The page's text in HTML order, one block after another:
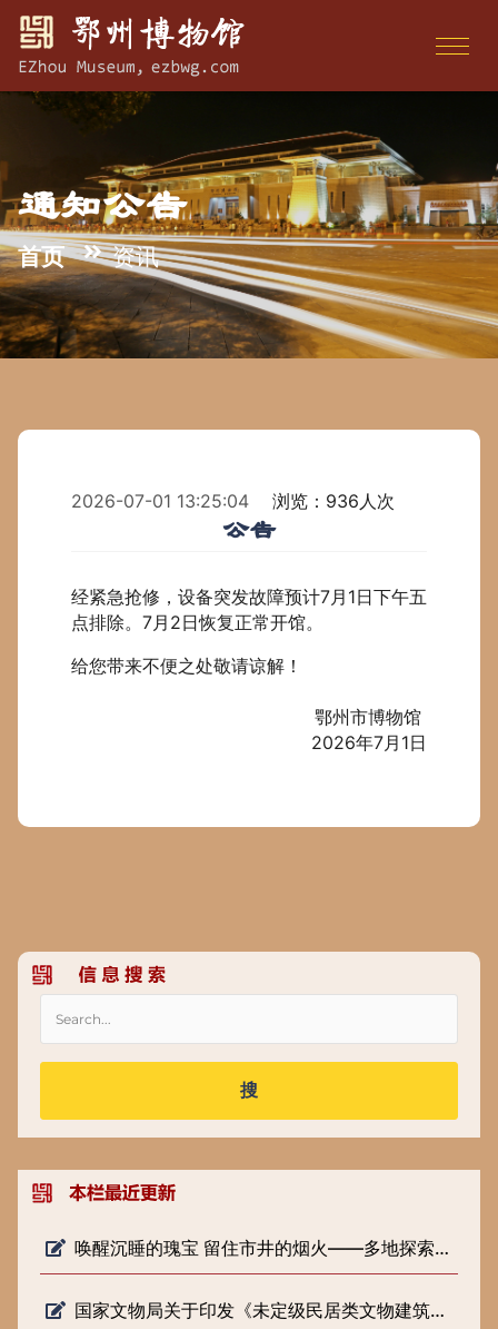
通知公告
首页 资讯
2026-07-01 13:25:04 浏览：936人次
公告
经紧急抢修，设备突发故障预计7月1日下午五
点排除。7月2日恢复正常开馆。
给您带来不便之处敬请谅解！
鄂州市博物馆
2026年7月1日
搜
唤醒沉睡的瑰宝 留住市井的烟火——多地探索低级别文物保护新路径
国家文物局关于印发《未定级民居类文物建筑修缮审批工作指引（试行）》的通知